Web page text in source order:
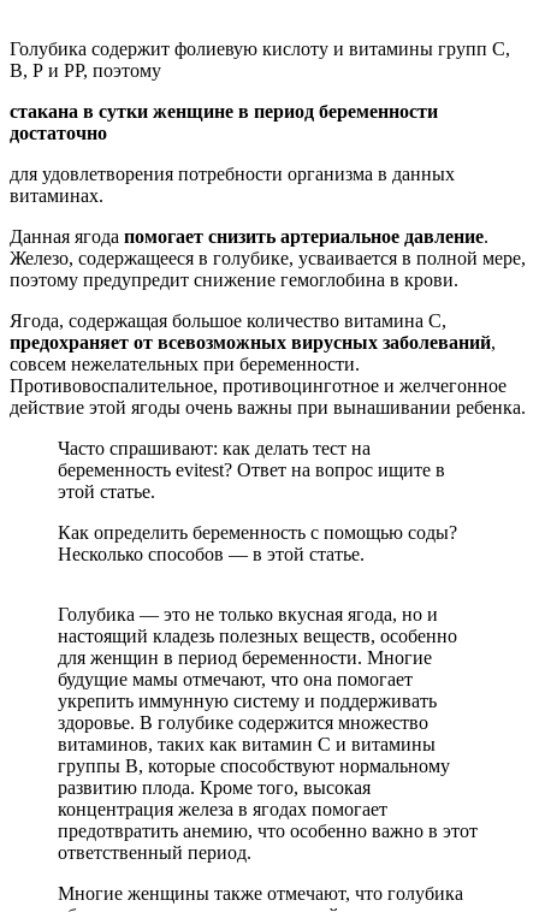
Голубика содержит фолиевую кислоту и витамины групп С,
В, Р и РР, поэтому
стакана в сутки женщине в период беременности
достаточно
для удовлетворения потребности организма в данных
витаминах.
Данная ягода помогает снизить артериальное давление.
Железо, содержащееся в голубике, усваивается в полной мере,
поэтому предупредит снижение гемоглобина в крови.
Ягода, содержащая большое количество витамина С,
предохраняет от всевозможных вирусных заболеваний,
совсем нежелательных при беременности.
Противовоспалительное, противоцинготное и желчегонное
действие этой ягоды очень важны при вынашивании ребенка.
Часто спрашивают: как делать тест на
беременность evitest? Ответ на вопрос ищите в
этой статье.
Как определить беременность с помощью соды?
Несколько способов — в этой статье.
Голубика — это не только вкусная ягода, но и
настоящий кладезь полезных веществ, особенно
для женщин в период беременности. Многие
будущие мамы отмечают, что она помогает
укрепить иммунную систему и поддерживать
здоровье. В голубике содержится множество
витаминов, таких как витамин C и витамины
группы B, которые способствуют нормальному
развитию плода. Кроме того, высокая
концентрация железа в ягодах помогает
предотвратить анемию, что особенно важно в этот
ответственный период.
Многие женщины также отмечают, что голубика